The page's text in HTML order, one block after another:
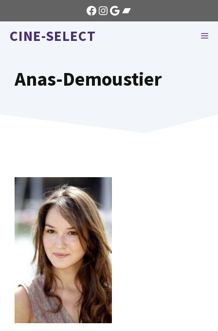
au
contenu
Facebook
Instagram
GoogleBandcamp
CINE-SELECT
Anas-Demoustier